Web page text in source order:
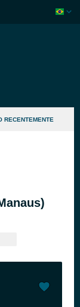
RECENTEMENTE